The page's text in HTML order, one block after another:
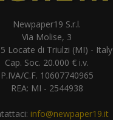
Newpaper19 S.r.l.
Via Molise, 3
Locate di Triulzi (MI) - Italy
Cap. Soc. 20.000 € i.v.
P.IVA/C.F. 10607740965
REA: MI - 2544938
info@newpaper19.it